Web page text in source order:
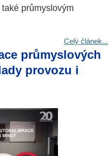
průmyslovým
Celý článek...
průmyslových
provozu i